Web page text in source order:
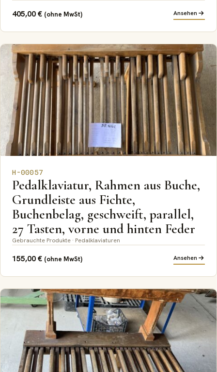
405,00€ (ohne MwSt) Ansehen
H-00057
Pedalklaviatur, Rahmen aus Buche,
Grundleiste aus Fichte,
Buchenbelag, geschweift, parallel,
27 Tasten, vorne und hinten Feder
Gebrauchte Produkte · Pedalklaviaturen
155,00€ (ohne MwSt) Ansehen